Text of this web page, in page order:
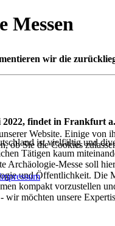
Messen
wir die
2022, findet in Frankfurt
ist vielfältig und
Tätigen kaum
Archäologie-Messe soll
und Öffentlichkeit. Die
kompakt vorzustellen
wir möchten unsere
Website. Einige von
ob Sie die Cookies